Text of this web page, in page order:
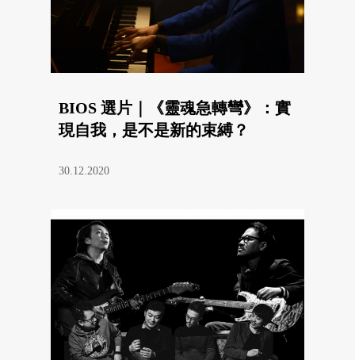
BIOS 選片｜《靈魂急轉彎》：實
現自我，是不是新的束縛？
30.12.2020